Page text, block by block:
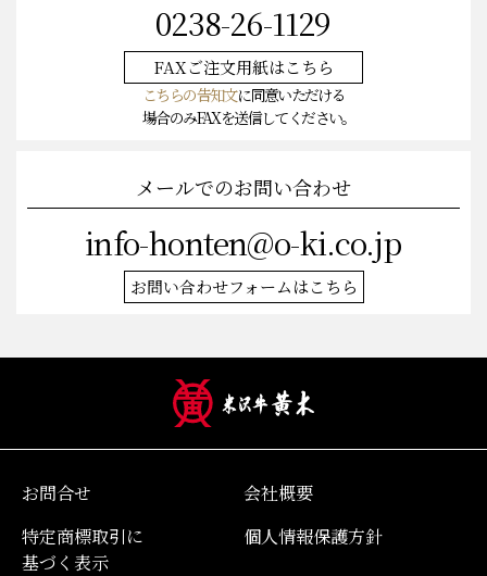
0238-26-1129
FAXご注文用紙はこちら
こちらの告知文に同意いただける
場合のみFAXを送信してください。
メールでのお問い合わせ
info-honten@o-ki.co.jp
お問い合わせフォームはこちら
お問合せ
会社概要
特定商標取引に
基づく表示
個人情報保護方針